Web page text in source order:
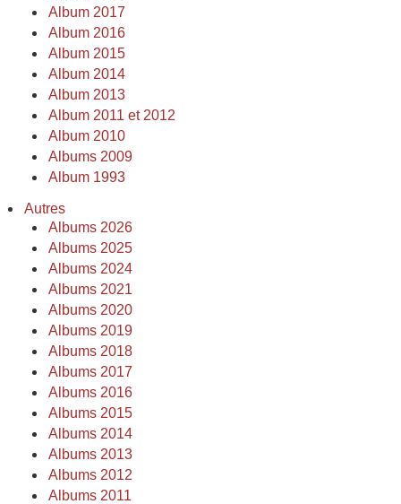
Album 2017
Album 2016
Album 2015
Album 2014
Album 2013
Album 2011 et 2012
Album 2010
Albums 2009
Album 1993
Autres
Albums 2026
Albums 2025
Albums 2024
Albums 2021
Albums 2020
Albums 2019
Albums 2018
Albums 2017
Albums 2016
Albums 2015
Albums 2014
Albums 2013
Albums 2012
Albums 2011